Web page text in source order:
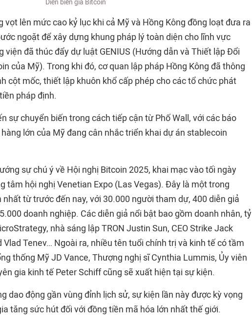
Diễn biến giá Bitcoin
vọt lên mức cao kỷ lục khi cả Mỹ và Hồng Kông đồng loạt đưa ra
ngoặt để xây dựng khung pháp lý toàn diện cho lĩnh vực
viện đã thúc đẩy dự luật GENIUS (Hướng dẫn và Thiết lập Đổi
của Mỹ). Trong khi đó, cơ quan lập pháp Hồng Kông đã thông
cột mốc, thiết lập khuôn khổ cấp phép cho các tổ chức phát
pháp định.
sự chuyển biến trong cách tiếp cận từ Phố Wall, với các báo
lớn của Mỹ đang cân nhắc triển khai dự án stablecoin
sự chú ý về Hội nghị Bitcoin 2025, khai mạc vào tối ngày
tâm hội nghị Venetian Expo (Las Vegas). Đây là một trong
từ trước đến nay, với 30.000 người tham dự, 400 diễn giả
doanh nghiệp. Các diễn giả nổi bật bao gồm doanh nhân, tỷ
nhà sáng lập TRON Justin Sun, CEO Strike Jack
Vlad Tenev… Ngoài ra, nhiều tên tuổi chính trị và kinh tế có tầm
thống Mỹ JD Vance, Thượng nghị sĩ Cynthia Lummis, Ủy viên
gia kinh tế Peter Schiff cũng sẽ xuất hiện tại sự kiện.
dao động gần vùng đỉnh lịch sử, sự kiện lần này được kỳ vọng
tăng sức hút đối với đồng tiền mã hóa lớn nhất thế giới.